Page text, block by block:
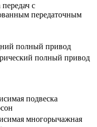
с
передаточным
полный привод
полный привод
подвеска
многорычажная